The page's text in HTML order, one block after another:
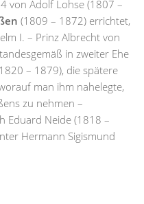
von Adolf Lohse (1807 –
(1809 – 1872) errichtet,
I. – Prinz Albrecht von
in zweiter Ehe
– 1879), die spätere
man ihm nahelegte,
zu nehmen –
Eduard Neide (1818 –
Hermann Sigismund